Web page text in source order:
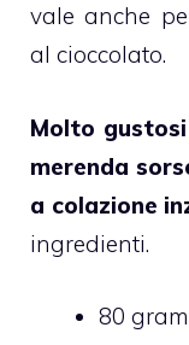
vale anche
al cioccolato.
Molto
merenda
a colazione
ingredienti.
80